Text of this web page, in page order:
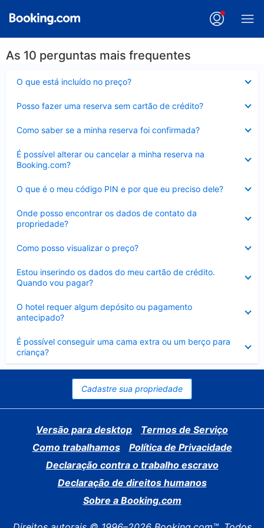
As 10 perguntas mais frequentes
O que está incluído no preço?
Posso fazer uma reserva sem cartão de crédito?
Como saber se a minha reserva foi confirmada?
É possível alterar ou cancelar a minha reserva na
Booking.com?
Contraído
O que é o meu código PIN e por que eu preciso dele?
Onde posso encontrar os dados de contato da
propriedade?
Como posso visualizar o preço?
Estou inserindo os dados do meu cartão de crédito.
Quando vou pagar?
O hotel requer algum depósito ou pagamento
antecipado?
É possível conseguir uma cama extra ou um berço para
criança?
Contraído
Cadastre sua propriedade
Versão para desktop
Termos de Serviço
Como trabalhamos
Política de Privacidade
Declaração contra o trabalho escravo
Declaração de direitos humanos
Sobre a Booking.com